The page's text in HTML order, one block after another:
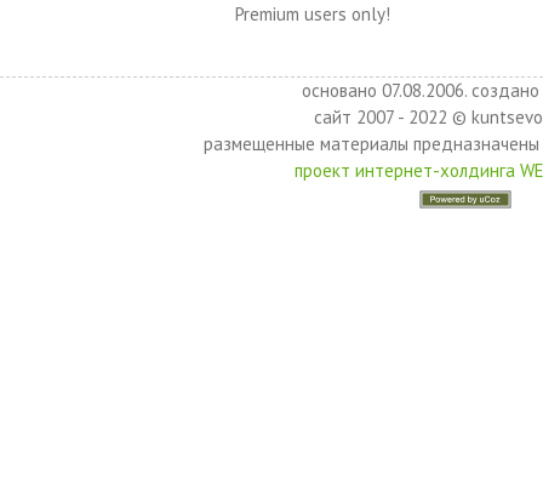
Premium users only!
основано 07.08.2006.
сайт 2007 - 2022 ©
размещенные материалы
проект интернет-холдинга